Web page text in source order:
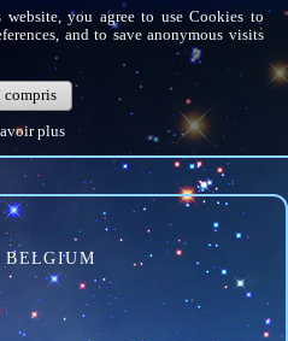
you agree to use Cookies to
and to save anonymous visits
compris
plus
BELGIUM